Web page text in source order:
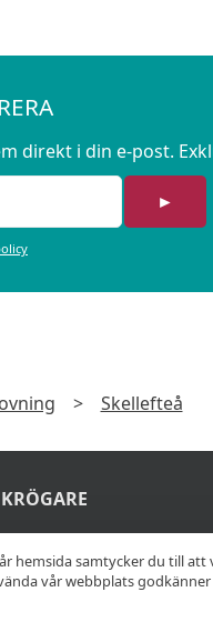
direkt i din e-post.
►
> Skellefteå
KRÖGARE
Anslut din
restaurang
hemsida samtycker du till att
vår webbplats